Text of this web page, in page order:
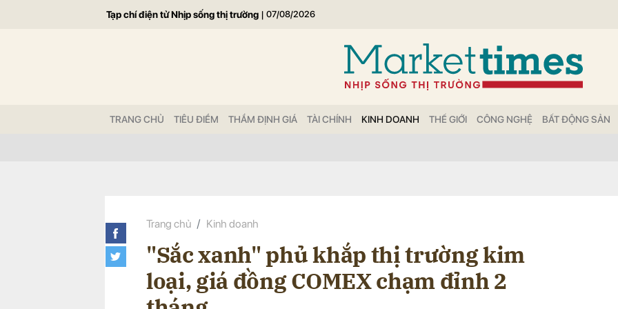
Tạp chí điện tử Nhịp sống thị trường | 07/08/2026
TRANG CHỦ TIÊU ĐIỂM THẨM ĐỊNH GIÁ TÀI CHÍNH KINH DOANH THẾ GIỚI CÔNG NGHỆ BẤT ĐỘNG SẢN
Trang chủ Kinh doanh
"Sắc xanh" phủ khắp thị trường kim
loại, giá đồng COMEX chạm đỉnh 2
Gửi bình luận